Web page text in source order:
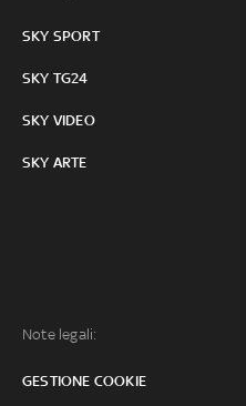
SKY SPORT
SKY TG24
SKY VIDEO
SKY ARTE
Note legali:
GESTIONE COOKIE